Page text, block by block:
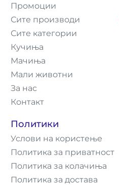
Промоции
Сите производи
Сите категории
Кучиња
Мачиња
Мали животни
За нас
Контакт
Политики
Услови на користење
Политика за приватност
Политика за колачиња
Политика за достава